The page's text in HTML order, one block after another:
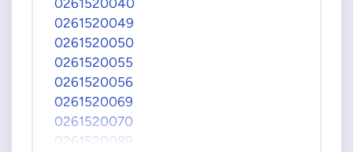
0261520040
0261520049
0261520050
0261520055
0261520056
0261520069
0261520070
0261520089